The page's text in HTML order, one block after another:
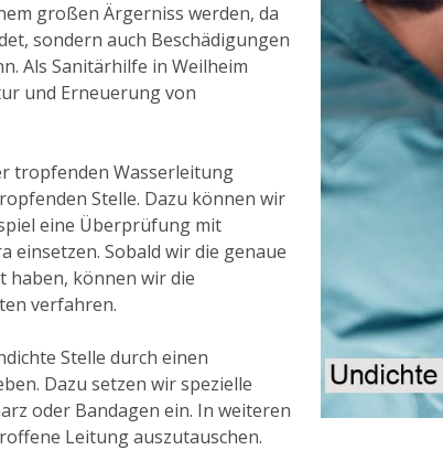
großen Ärgerniss werden, da
sondern auch Beschädigungen
Als Sanitärhilfe in Weilheim
und Erneuerung von
tropfenden Wasserleitung
Stelle. Dazu können wir
eine Überprüfung mit
einsetzen. Sobald wir die genaue
können wir die
verfahren.
Stelle durch einen
Dazu setzen wir spezielle
oder Bandagen ein. In weiteren
Leitung auszutauschen.